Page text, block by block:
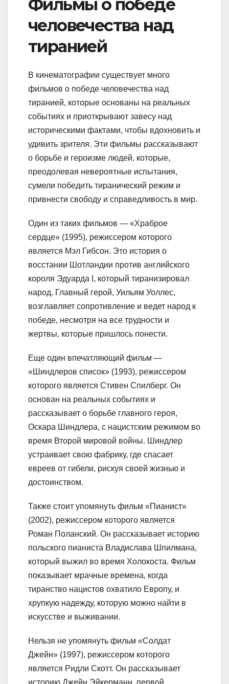
Фильмы о победе
человечества над
тиранией
В кинематографии существует много
фильмов о победе человечества над
тиранией, которые основаны на реальных
событиях и приоткрывают завесу над
историческими фактами, чтобы вдохновить и
удивить зрителя. Эти фильмы рассказывают
о борьбе и героизме людей, которые,
преодолевая невероятные испытания,
сумели победить тиранический режим и
привнести свободу и справедливость в мир.
Один из таких фильмов — «Храброе
сердце» (1995), режиссером которого
является Мэл Гибсон. Это история о
восстании Шотландии против английского
короля Эдуарда I, который тиранизировал
народ. Главный герой, Уильям Уоллес,
возглавляет сопротивление и ведет народ к
победе, несмотря на все трудности и
жертвы, которые пришлось понести.
Еще один впечатляющий фильм —
«Шиндлеров список» (1993), режиссером
которого является Стивен Спилберг. Он
основан на реальных событиях и
рассказывает о борьбе главного героя,
Оскара Шиндлера, с нацистским режимом во
время Второй мировой войны. Шиндлер
устраивает свою фабрику, где спасает
евреев от гибели, рискуя своей жизнью и
достоинством.
Также стоит упомянуть фильм «Пианист»
(2002), режиссером которого является
Роман Поланский. Он рассказывает историю
польского пианиста Владислава Шпилмана,
который выжил во время Холокоста. Фильм
показывает мрачные времена, когда
тиранство нацистов охватило Европу, и
хрупкую надежду, которую можно найти в
искусстве и выживании.
Нельзя не упомянуть фильм «Солдат
Джейн» (1997), режиссером которого
является Ридли Скотт. Он рассказывает